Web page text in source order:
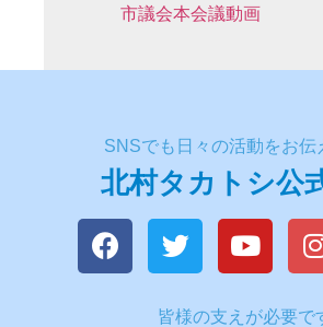
市議会本会議動画
北村タカトシ公
SNSでも日々の活動をお伝
皆様の支えが必要で